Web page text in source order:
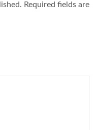
Required fields are